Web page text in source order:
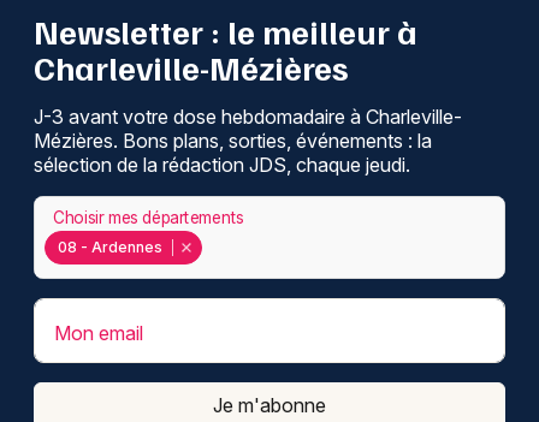
Newsletter : le meilleur à
Charleville-Mézières
J-3 avant votre dose hebdomadaire à Charleville-
Mézières. Bons plans, sorties, événements : la
sélection de la rédaction JDS, chaque jeudi.
08 - Ardennes
Choisir mes départements
Mon email
Je m'abonne